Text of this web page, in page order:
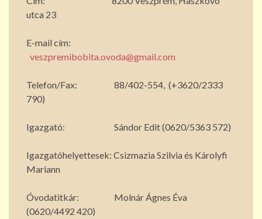
utca 23
E-mail cím:
veszpremibobita.ovoda@gmail.com
Telefon/Fax: 88/402-554, (+3620/2333
790)
Igazgató: Sándor Edit (0620/5363 572)
Igazgatóhelyettesek: Csizmazia Szilvia és Károlyfi
Mariann
Óvodatitkár: Molnár Ágnes Éva
(0620/4492 420)